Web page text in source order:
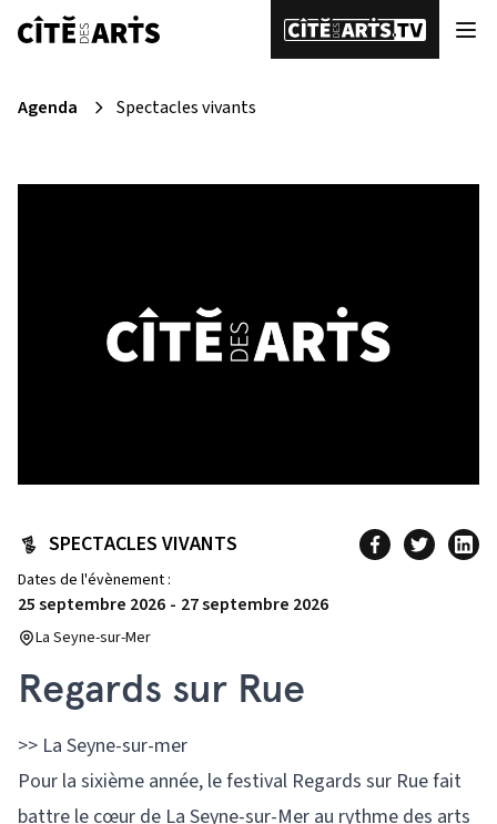
Agenda Spectacles vivants
SPECTACLES VIVANTS
Dates de l'évènement :
25 septembre 2026 - 27 septembre 2026
La Seyne-sur-Mer
Regards sur Rue
>> La Seyne-sur-mer
Pour la sixième année, le festival Regards sur Rue fait
battre le cœur de La Seyne-sur-Mer au rythme des arts